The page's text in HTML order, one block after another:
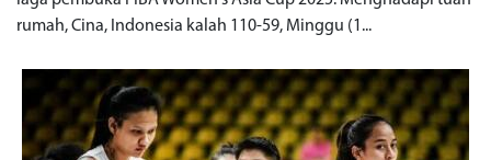
rumah, Cina, Indonesia kalah 110-59, Minggu (1...